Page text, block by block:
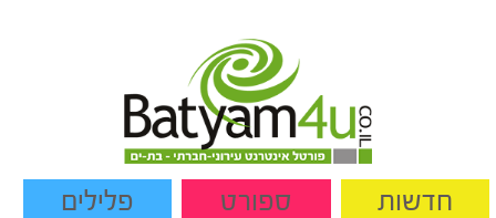
חדשות ספורט
פלילים